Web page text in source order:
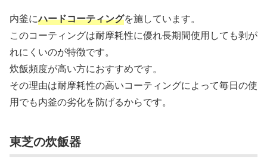
内釜にハードコーティングを施しています。
このコーティングは耐摩耗性に優れ長期間使用しても剥が
れにくいのが特徴です。
炊飯頻度が高い方におすすめです。
その理由は耐摩耗性の高いコーティングによって毎日の使
用でも内釜の劣化を防げるからです。
東芝の炊飯器